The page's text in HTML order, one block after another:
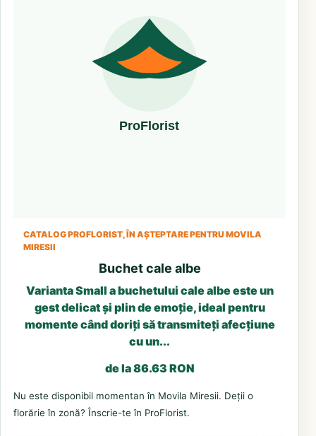
CATALOG PROFLORIST, ÎN AȘTEPTARE PENTRU MOVILA
MIRESII
Buchet cale albe
Varianta Small a buchetului cale albe este un
gest delicat și plin de emoție, ideal pentru
momente când doriți să transmiteți afecțiune
cu un...
de la 86.63 RON
Nu este disponibil momentan în Movila Miresii. Deții o
florărie în zonă? Înscrie-te în ProFlorist.